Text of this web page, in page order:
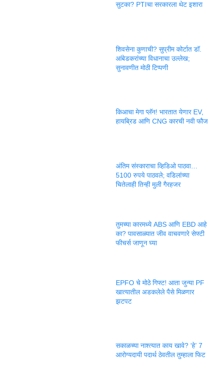
सुटका? PTIचा सरकारला थेट इशारा
शिवसेना कुणाची? सुप्रीम कोर्टात डॉ.
आंबेडकरांच्या विधानाचा उल्लेख;
सुनावणीत मोठी टिप्पणी
किआचा मेगा प्लॅन! भारतात येणार EV,
हायब्रिड आणि CNG कारची नवी फौज
अंतिम संस्काराचा व्हिडिओ पाठवा…
5100 रुपये पाठवले; वडिलांच्या
चितेलाही तिन्ही मुली गैरहजर
तुमच्या कारमध्ये ABS आणि EBD आहे
का? पावसाळ्यात जीव वाचवणारे सेफ्टी
फीचर्स जाणून घ्या
EPFO चे मोठे गिफ्ट! आता जुन्या PF
खात्यातील अडकलेले पैसे मिळणार
झटपट
सकाळच्या नाश्त्यात काय खावे? ‘हे’ 7
आरोग्यदायी पदार्थ ठेवतील तुम्हाला फिट